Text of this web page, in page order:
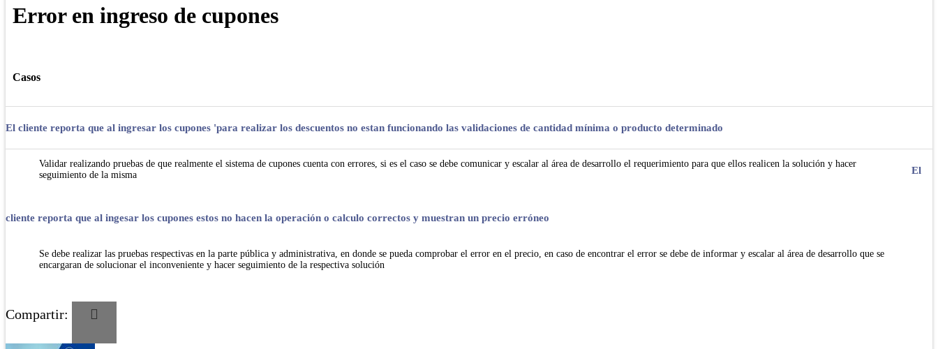
Error en ingreso de cupones
Casos
El cliente reporta que al ingresar los cupones 'para realizar los descuentos no estan funcionando las validaciones de cantidad mínima o producto determinado
Validar realizando pruebas de que realmente el sistema de cupones cuenta con errores, si es el caso se debe comunicar y escalar al área de desarrollo el requerimiento para que ellos realicen la solución y hacer
seguimiento de la misma
El
cliente reporta que al ingesar los cupones estos no hacen la operación o calculo correctos y muestran un precio erróneo
Se debe realizar las pruebas respectivas en la parte pública y administrativa, en donde se pueda comprobar el error en el precio, en caso de encontrar el error se debe de informar y escalar al área de desarrollo que se
encargaran de solucionar el inconveniente y hacer seguimiento de la respectiva solución
Compartir: